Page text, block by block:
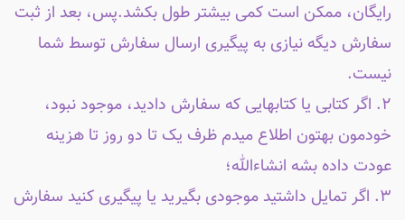
رایگان، ممکن است کمی بیشتر طول بکشد.پس، بعد از ثبت
سفارش دیگه نیازی به پیگیری ارسال سفارش توسط شما
نیست.
۲. اگر کتابی یا کتابهایی که سفارش دادید، موجود نبود،
خودمون بهتون اطلاع میدم ظرف یک تا دو روز تا هزینه
عودت داده بشه انشاءالله؛
۳. اگر تمایل داشتید موجودی بگیرید یا پیگیری کنید سفارش